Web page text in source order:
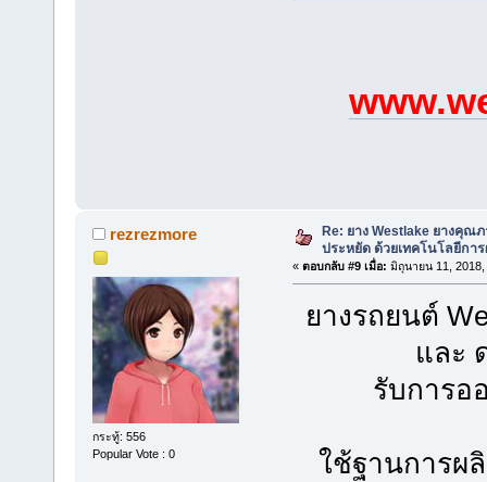
rezrezmore
กระทู้: 556
Popular Vote : 0
Re: ยาง Westlake ยางคุณ
ประหยัด ด้วยเทคโนโลยีกา
« ตอบกลับ #9 เมื่อ: มิถุนายน 11, 2018,
ยางรถยนต์
และ
รับการอ
ใช้ฐานการผ